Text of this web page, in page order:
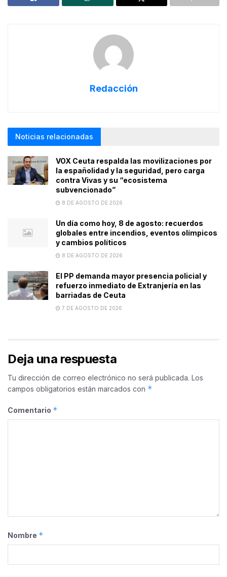
Redacción
Noticias relacionadas
VOX Ceuta respalda las movilizaciones por
la españolidad y la seguridad, pero carga
contra Vivas y su “ecosistema
subvencionado”
8 DE AGOSTO DE 2026
Un día como hoy, 8 de agosto: recuerdos
globales entre incendios, eventos olímpicos
y cambios políticos
8 DE AGOSTO DE 2026
El PP demanda mayor presencia policial y
refuerzo inmediato de Extranjería en las
barriadas de Ceuta
7 DE AGOSTO DE 2026
Deja una respuesta
Tu dirección de correo electrónico no será publicada. Los
campos obligatorios están marcados con *
Comentario *
Nombre *